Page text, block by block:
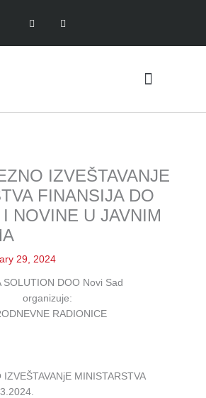
a
e
i
k
IZVEŠTAVANJE
FINANSIJA DO
NOVINE U JAVNIM
29, 2024
SOLUTION DOO Novi Sad
organizuje:
RADIONICE
MINISTARSTVA